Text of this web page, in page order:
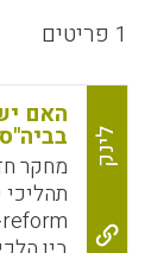
1 פריטים
לינק
האם
מחקר